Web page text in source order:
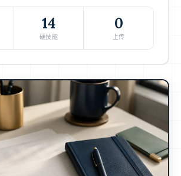
14
硬技能
0
上传